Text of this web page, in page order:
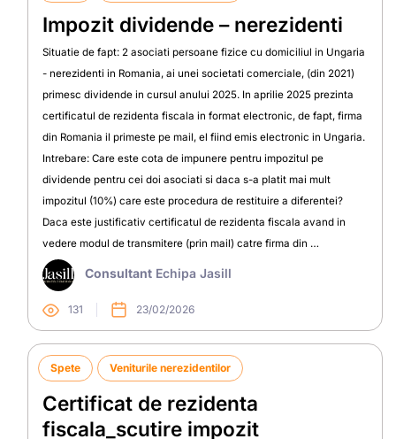
Impozit dividende – nerezidenti
Situatie de fapt: 2 asociati persoane fizice cu domiciliul in Ungaria
- nerezidenti in Romania, ai unei societati comerciale, (din 2021)
primesc dividende in cursul anului 2025. In aprilie 2025 prezinta
certificatul de rezidenta fiscala in format electronic, de fapt, firma
din Romania il primeste pe mail, el fiind emis electronic in Ungaria.
Intrebare: Care este cota de impunere pentru impozitul pe
dividende pentru cei doi asociati si daca s-a platit mai mult
impozitul (10%) care este procedura de restituire a diferentei?
Daca este justificativ certificatul de rezidenta fiscala avand in
vedere modul de transmitere (prin mail) catre firma din …
Consultant Echipa Jasill
131 23/02/2026
Spete Veniturile nerezidentilor
Certificat de rezidenta
fiscala_scutire impozit